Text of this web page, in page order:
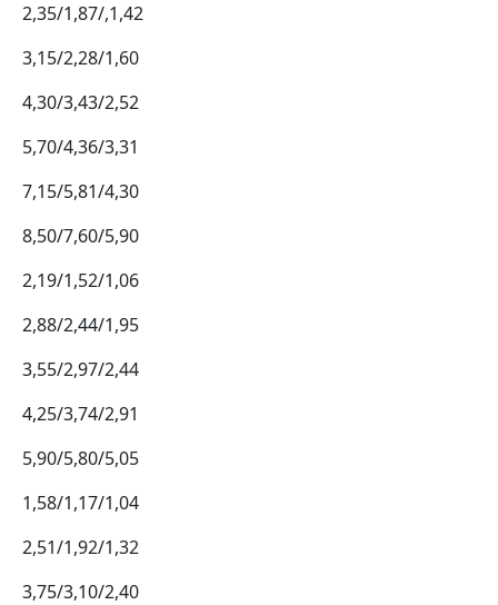
2,35/1,87/,1,42
3,15/2,28/1,60
4,30/3,43/2,52
5,70/4,36/3,31
7,15/5,81/4,30
8,50/7,60/5,90
2,19/1,52/1,06
2,88/2,44/1,95
3,55/2,97/2,44
4,25/3,74/2,91
5,90/5,80/5,05
1,58/1,17/1,04
2,51/1,92/1,32
3,75/3,10/2,40